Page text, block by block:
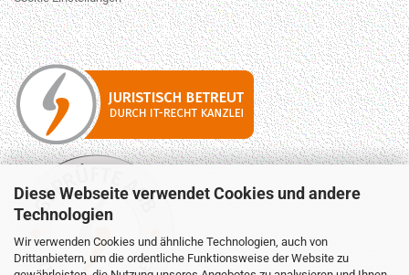
Diese Webseite verwendet Cookies und andere
Technologien
Wir verwenden Cookies und ähnliche Technologien, auch von
Drittanbietern, um die ordentliche Funktionsweise der Website zu